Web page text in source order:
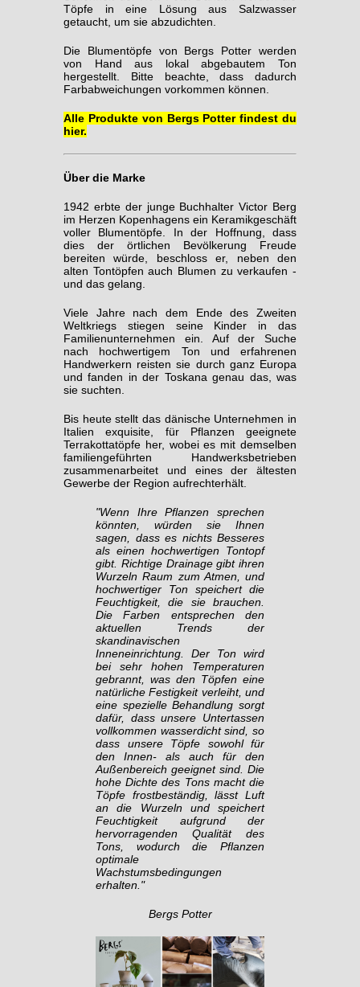
Töpfe in eine Lösung aus Salzwasser
getaucht, um sie abzudichten.
Die Blumentöpfe von Bergs Potter werden
von Hand aus lokal abgebautem Ton
hergestellt. Bitte beachte, dass dadurch
Farbabweichungen vorkommen können.
Alle Produkte von Bergs Potter findest du
hier.
Über die Marke
1942 erbte der junge Buchhalter Victor Berg
im Herzen Kopenhagens ein Keramikgeschäft
voller Blumentöpfe. In der Hoffnung, dass
dies der örtlichen Bevölkerung Freude
bereiten würde, beschloss er, neben den
alten Tontöpfen auch Blumen zu verkaufen -
und das gelang.
Viele Jahre nach dem Ende des Zweiten
Weltkriegs stiegen seine Kinder in das
Familienunternehmen ein. Auf der Suche
nach hochwertigem Ton und erfahrenen
Handwerkern reisten sie durch ganz Europa
und fanden in der Toskana genau das, was
sie suchten.
Bis heute stellt das dänische Unternehmen in
Italien exquisite, für Pflanzen geeignete
Terrakottatöpfe her, wobei es mit demselben
familiengeführten Handwerksbetrieben
zusammenarbeitet und eines der ältesten
Gewerbe der Region aufrechterhält.
"Wenn Ihre Pflanzen sprechen
könnten, würden sie Ihnen
sagen, dass es nichts Besseres
als einen hochwertigen Tontopf
gibt. Richtige Drainage gibt ihren
Wurzeln Raum zum Atmen, und
hochwertiger Ton speichert die
Feuchtigkeit, die sie brauchen.
Die Farben entsprechen den
aktuellen Trends der
skandinavischen
Inneneinrichtung. Der Ton wird
bei sehr hohen Temperaturen
gebrannt, was den Töpfen eine
natürliche Festigkeit verleiht, und
eine spezielle Behandlung sorgt
dafür, dass unsere Untertassen
vollkommen wasserdicht sind, so
dass unsere Töpfe sowohl für
den Innen- als auch für den
Außenbereich geeignet sind. Die
hohe Dichte des Tons macht die
Töpfe frostbeständig, lässt Luft
an die Wurzeln und speichert
Feuchtigkeit aufgrund der
hervorragenden Qualität des
Tons, wodurch die Pflanzen
optimale
Wachstumsbedingungen
erhalten."
Bergs Potter